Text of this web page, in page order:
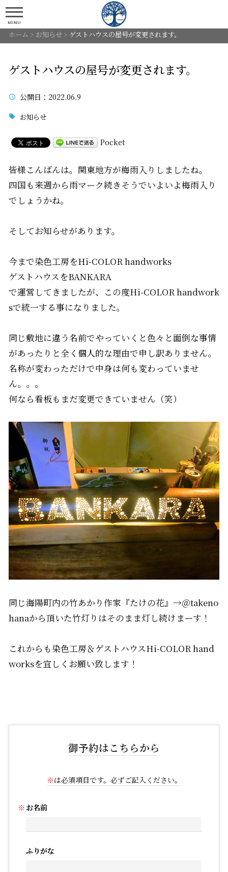
MENU
ホーム > お知らせ> ゲストハウスの屋号が変更されます。
ゲストハウスの屋号が変更されます。
公開日 ：2022.06.9
お知らせ
Pocket
皆様こんばんは。関東地方が梅雨入りしましたね。
四国も来週から雨マーク続きそうでいよいよ梅雨入り
でしょうかね。
そしてお知らせがあります。
今まで染色工房をHi-COLOR handworks
ゲストハウスをBANKARA
で運営してきましたが、この度Hi-COLOR handwork
sで統一する事になりました。
同じ敷地に違う名前でやっていくと色々と面倒な事情
があったりと全く個人的な理由で申し訳ありません。
名称が変わっただけで中身は何も変わっていませ
ん。。。
何なら看板もまだ変更できていません（笑）
同じ海陽町内の竹あかり作家『たけの花』→＠takeno
hanaから頂いた竹灯りはそのまま灯し続けまーす！
これからも染色工房＆ゲストハウスHi-COLOR hand
worksを宜しくお願い致します！
御予約はこちらから
※は必須項目です。必ずご記入ください。
お名前
ふりがな